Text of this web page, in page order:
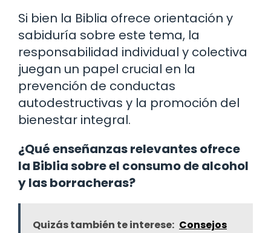
Si bien la Biblia ofrece orientación y
sabiduría sobre este tema, la
responsabilidad individual y colectiva
juegan un papel crucial en la
prevención de conductas
autodestructivas y la promoción del
bienestar integral.
¿Qué enseñanzas relevantes ofrece
la Biblia sobre el consumo de alcohol
y las borracheras?
Quizás también te interese: Consejos